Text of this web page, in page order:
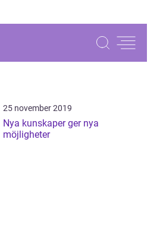
25 november 2019
Nya kunskaper ger nya
möjligheter